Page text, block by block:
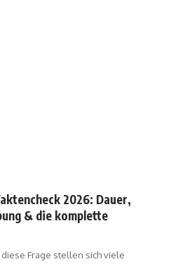
2026: Dauer,
& die komplette
Frage stellen sich viele